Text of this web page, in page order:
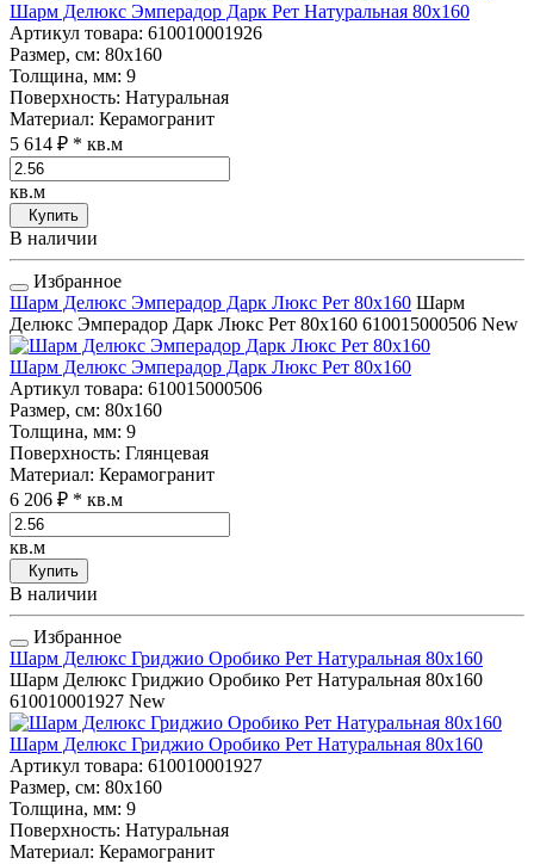
Шарм Делюкс Эмперадор Дарк Рет Натуральная 80x160
Артикул товара: 610010001926
Размер, см: 80x160
Толщина, мм: 9
Поверхность: Натуральная
Материал: Керамогранит
5 614 ₽ * кв.м
кв.м
Купить
В наличии
Избранное
Шарм Делюкс Эмперадор Дарк Люкс Рет 80x160 Шарм
Делюкс Эмперадор Дарк Люкс Рет 80x160 610015000506 New
Шарм Делюкс Эмперадор Дарк Люкс Рет 80x160
Артикул товара: 610015000506
Размер, см: 80x160
Толщина, мм: 9
Поверхность: Глянцевая
Материал: Керамогранит
6 206 ₽ * кв.м
кв.м
Купить
В наличии
Избранное
Шарм Делюкс Гриджио Оробико Рет Натуральная 80x160
Шарм Делюкс Гриджио Оробико Рет Натуральная 80x160
610010001927 New
Шарм Делюкс Гриджио Оробико Рет Натуральная 80x160
Артикул товара: 610010001927
Размер, см: 80x160
Толщина, мм: 9
Поверхность: Натуральная
Материал: Керамогранит